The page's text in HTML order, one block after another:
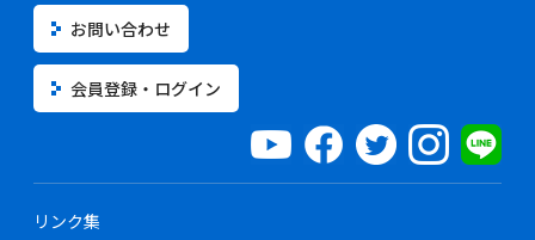
お問い合わせ
会員登録・ログイン
リンク集